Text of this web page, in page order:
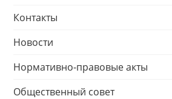
Контакты
Новости
Нормативно-правовые акты
Общественный совет